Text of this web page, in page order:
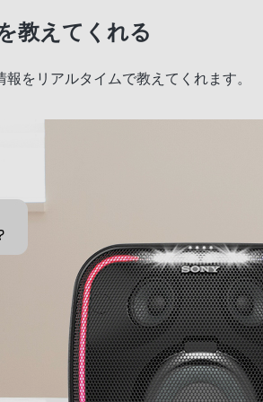
教えてくれる
をリアルタイムで教えてくれます。